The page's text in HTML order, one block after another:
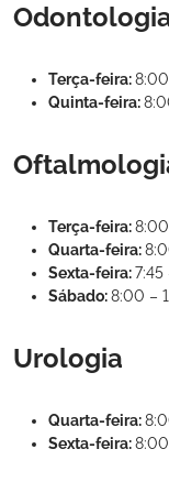
Terça-feira:
Quinta-feira:
Terça-feira:8:00
Quarta-feira:
Sexta-feira:7:45
Sábado:8:00 –
Urologia
Quarta-feira:
Sexta-feira:8:00